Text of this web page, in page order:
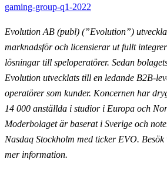
gaming-group-q1-2022
Evolution AB (publ) (”Evolution”)
marknadsför och licensierar ut fullt
lösningar till speloperatörer. Sedan
Evolution utvecklats till en ledande B2B-
operatörer som kunder. Koncernen har
14 000 anställda i studior i Europa och
Moderbolaget är baserat i Sverige och
Nasdaq Stockholm med ticker EVO.
mer information.